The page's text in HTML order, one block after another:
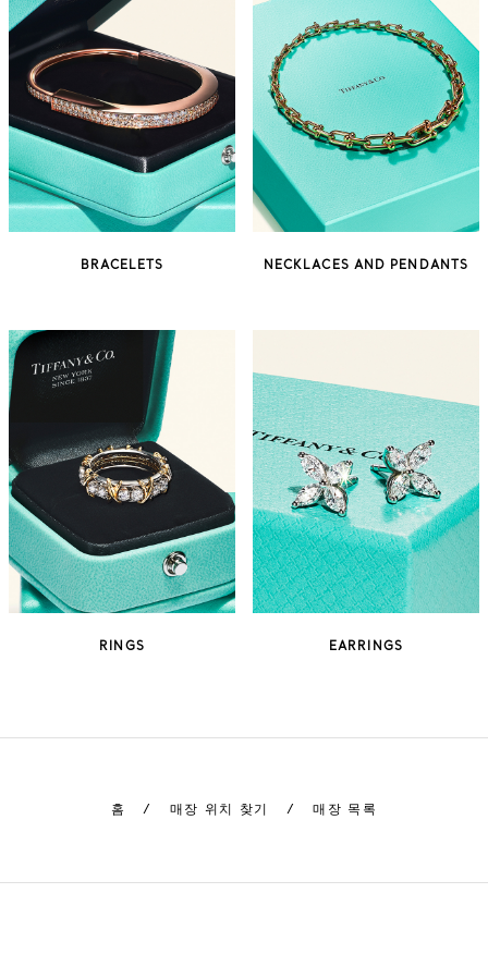
BRACELETS NECKLACES AND PENDANTS
RINGS EARRINGS
홈 / 매장 위치 찾기 / 매장 목록